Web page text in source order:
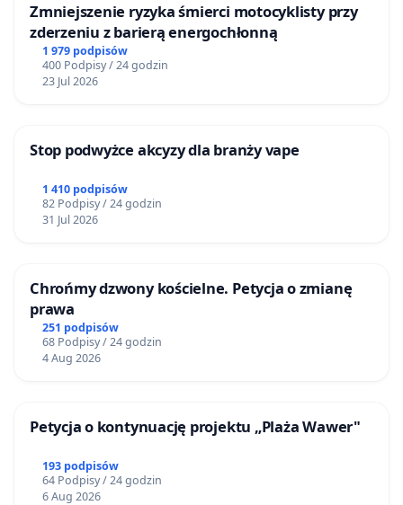
Zmniejszenie ryzyka śmierci motocyklisty przy
zderzeniu z barierą energochłonną
1 979 podpisów
400 Podpisy / 24 godzin
23 Jul 2026
Stop podwyżce akcyzy dla branży vape
1 410 podpisów
82 Podpisy / 24 godzin
31 Jul 2026
Chrońmy dzwony kościelne. Petycja o zmianę
prawa
251 podpisów
68 Podpisy / 24 godzin
4 Aug 2026
Petycja o kontynuację projektu „Plaża Wawer"
193 podpisów
64 Podpisy / 24 godzin
6 Aug 2026